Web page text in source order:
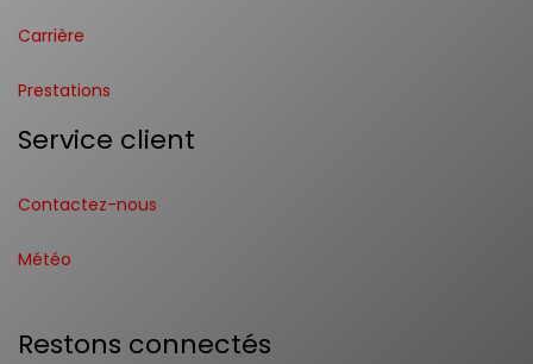
Carrière
Prestations
Service client
Contactez-nous
Météo
Restons connectés